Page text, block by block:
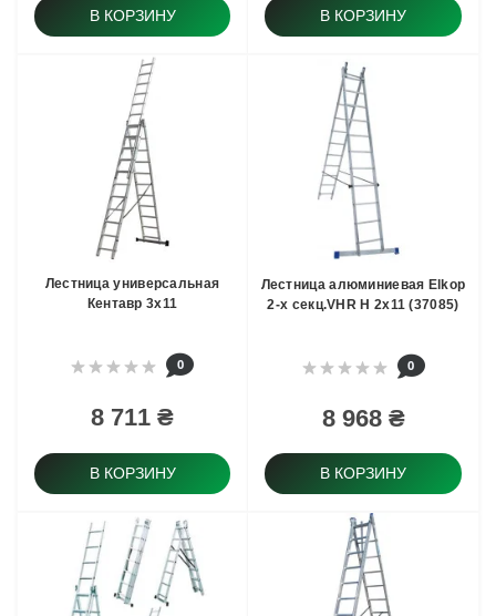
В КОРЗИНУ В КОРЗИНУ
Лестница универсальная
Кентавр 3х11
0
8 711 ₴
В КОРЗИНУ
Лестница алюминиевая Elkop
2-х секц.VHR H 2x11 (37085)
0
8 968 ₴
В КОРЗИНУ